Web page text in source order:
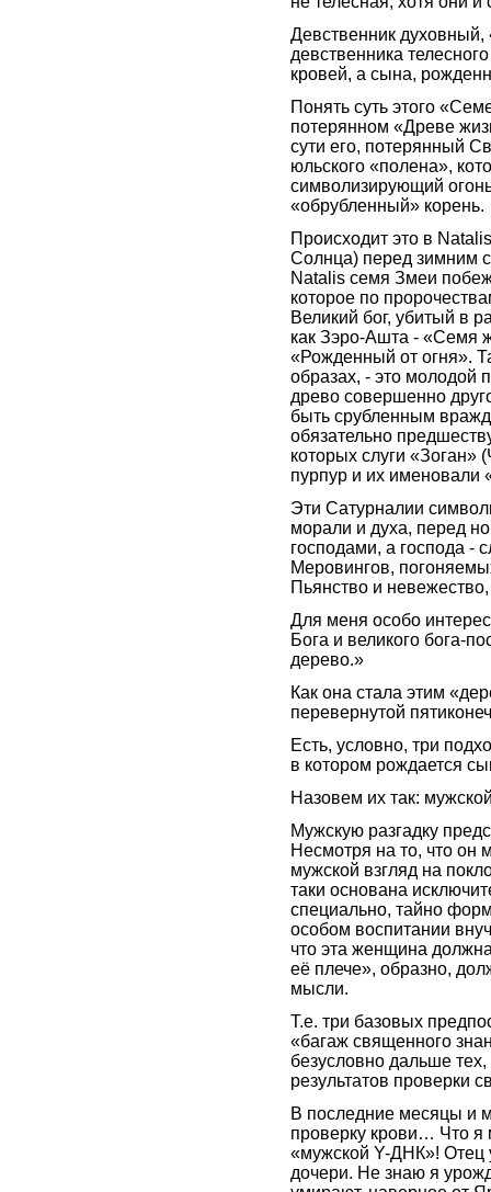
Девственник духовный,
девственника
кровей, а сына,
Понять суть этого
потерянном «Древе
сути его, потерянный
юльского «полена»,
символизирующий
«обрубленный» корень.
Происходит это в
Солнца) перед зимним
Natalis семя Змеи
которое по
Великий бог, убитый в
как Зэро-Ашта - «Семя
«Рожденный от огня».
образах, - это молодой
древо совершенно
быть срубленным
обязательно
которых слуги «Зоган»
пурпур и их именовали
Эти Сатурналии
морали и духа, перед
господами, а господа -
Меровингов,
Пьянство и
Для меня особо
Бога и великого бога-
дерево.»
Как она стала этим
перевернутой
Есть, условно, три
в котором рождается
Назовем их так:
Мужскую разгадку
Несмотря на то, что он
мужской взгляд на
таки основана
специально, тайно
особом воспитании
что эта женщина
её плече», образно,
мысли.
Т.е. три базовых
«багаж священного
безусловно дальше
результатов проверки
В последние месяцы и
проверку крови… Что я
«мужской Y-ДНК»! Отец
дочери. Не знаю я